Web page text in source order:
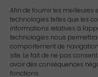
Afin de fournir les meilleures
technologies telles que les
informations relatives à
technologies nous
comportement de
site. Le fait de ne pas
avoir des conséquences
fonctions.
Propriétés
Arômes
Zodiacs